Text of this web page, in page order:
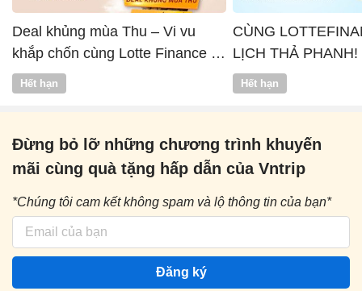
Deal khủng mùa Thu – Vi vu
khắp chốn cùng Lotte Finance x
Vntrip
Hết hạn
CÙNG
LỊCH THẢ PHANH!
Hết hạn
Đừng bỏ lỡ những chương trình khuyến
mãi cùng quà tặng hấp dẫn của Vntrip
*Chúng tôi cam kết không spam và lộ thông tin của bạn*
Đăng ký